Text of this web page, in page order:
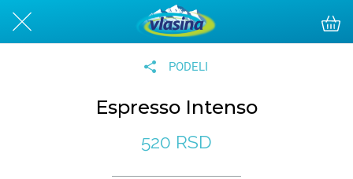
PODELI
Espresso Intenso
520 RSD